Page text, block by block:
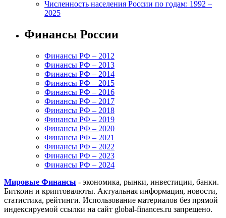
Численность населения России по годам: 1992 –
2025
Финансы России
Финансы РФ – 2012
Финансы РФ – 2013
Финансы РФ – 2014
Финансы РФ – 2015
Финансы РФ – 2016
Финансы РФ – 2017
Финансы РФ – 2018
Финансы РФ – 2019
Финансы РФ – 2020
Финансы РФ – 2021
Финансы РФ – 2022
Финансы РФ – 2023
Финансы РФ – 2024
Мировые Финансы - экономика, рынки, инвестиции, банки.
Биткоин и криптовалюты. Актуальная информация, новости,
статистика, рейтинги. Использование материалов без прямой
индексируемой ссылки на сайт global-finances.ru запрещено.